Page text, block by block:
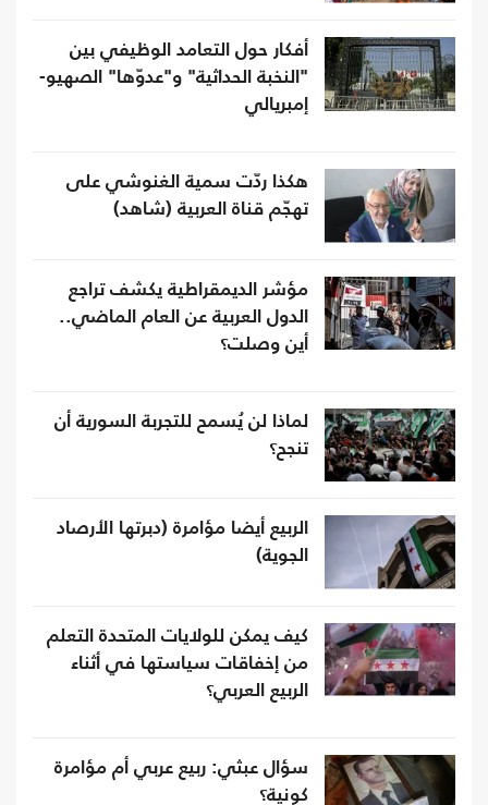
أفكار حول التعامد الوظيفي بين
"النخبة الحداثية" و"عدوّها" الصهيو-
إمبريالي
هكذا ردّت سمية الغنوشي على
تهجّم قناة العربية (شاهد)
مؤشر الديمقراطية يكشف تراجع
الدول العربية عن العام الماضي..
أين وصلت؟
لماذا لن يُسمح للتجربة السورية أن
تنجح؟
الربيع أيضا مؤامرة (دبرتها الأرصاد
الجوية)
كيف يمكن للولايات المتحدة التعلم
من إخفاقات سياستها في أثناء
الربيع العربي؟
سؤال عبثي: ربيع عربي أم مؤامرة
كونية؟